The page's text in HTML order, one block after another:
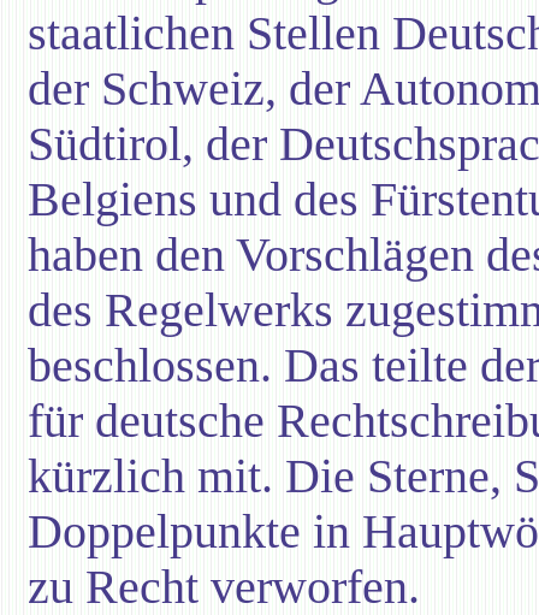
staatlichen Stellen
der Schweiz, der
Südtirol, der
Belgiens und des
haben den Vorschlägen
des Regelwerks
beschlossen. Das teilte
für deutsche
kürzlich mit. Die Sterne,
Doppelpunkte in
zu Recht verworfen.